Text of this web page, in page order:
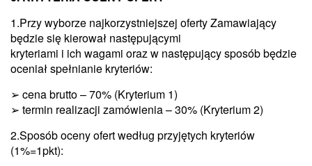
1.Przy wyborze najkorzystniejszej oferty Zamawiający
będzie się kierował następującymi
kryteriami i ich wagami oraz w następujący sposób będzie
oceniał spełnianie kryteriów:
➢ cena brutto – 70% (Kryterium 1)
➢ termin realizacji zamówienia – 30% (Kryterium 2)
2.Sposób oceny ofert według przyjętych kryteriów
(1%=1pkt):